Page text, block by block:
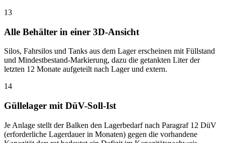
13
Alle Behälter in einer 3D-Ansicht
Silos, Fahrsilos und Tanks aus dem Lager erscheinen mit Füllstand
und Mindestbestand-Markierung, dazu die getankten Liter der
letzten 12 Monate aufgeteilt nach Lager und extern.
14
Güllelager mit DüV-Soll-Ist
Je Anlage stellt der Balken den Lagerbedarf nach Paragraf 12 DüV
(erforderliche Lagerdauer in Monaten) gegen die vorhandene